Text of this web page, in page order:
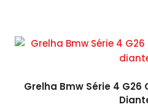
Grelha Bmw Série 4 G26